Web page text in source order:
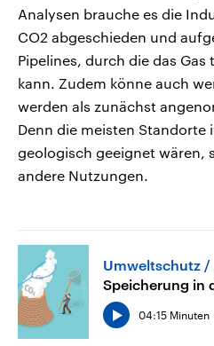
Analysen brauche es die
CO2 abgeschieden und
Pipelines, durch die das
kann. Zudem könne auch
werden als zunächst
Denn die meisten Standorte
geologisch geeignet wären,
andere Nutzungen.
Umweltschutz
Speicherung in
04:15 Minuten